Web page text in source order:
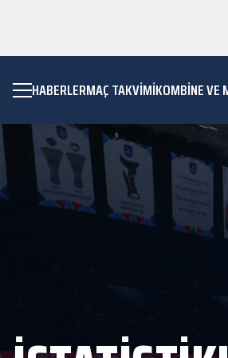
HABERLERMAÇ TAKVIMIKOMBİNE VE